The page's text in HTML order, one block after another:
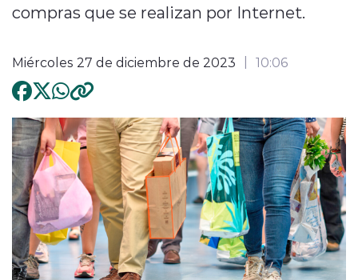
compras que se realizan por Internet.
Miércoles 27 de diciembre de 2023 10:06